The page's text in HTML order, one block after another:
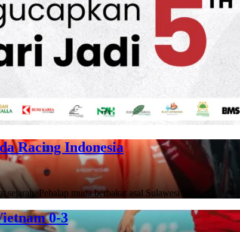
Racing Indonesia
Pebalap muda berbakat asal Sulawesi Selatan,…
0-3